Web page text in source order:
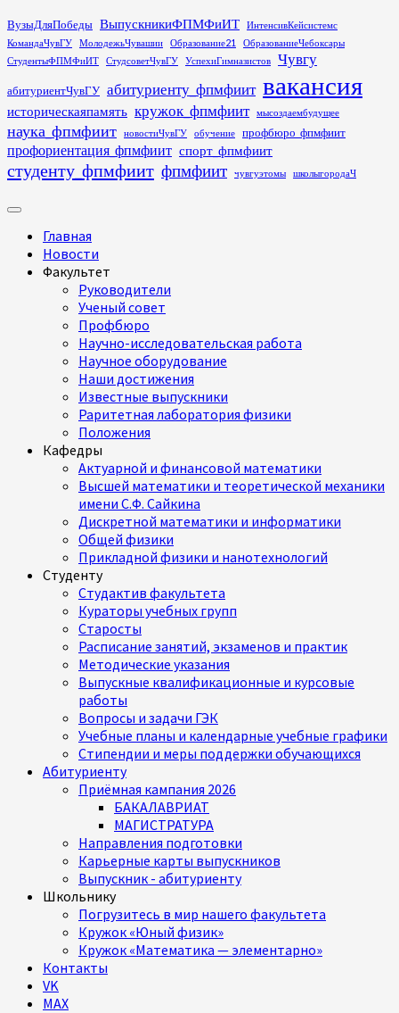
Перейти
к
содержимому
ВузыДляПобеды ВыпускникиФПМФиИТ
ИнтенсивКейсистемс
КомандаЧувГУ
МолодежьЧувашии Образование21
ОбразованиеЧебоксары
СтудентыФПМФиИТ
СтудсоветЧувГУ УспехиГимназистов Чувгу
абитуриентЧувГУ абитуриенту_фпмфиит вакансия
историческаяпамять кружок_фпмфиит мысоздаембудущее
наука_фпмфиит новостиЧувГУ обучение профбюро_фпмфиит
профориентация_фпмфиит спорт_фпмфиит
студенту_фпмфиит фпмфиит чувгуэтомы школыгородаЧ
Основное
Главная
Новости
Факультет
Руководители
Ученый совет
Профбюро
Научно-исследовательская работа
Научное оборудование
Наши достижения
Известные выпускники
Раритетная лаборатория физики
Положения
Кафедры
Актуарной и финансовой математики
Высшей математики и теоретической механики
имени С.Ф. Сайкина
Дискретной математики и информатики
Общей физики
Прикладной физики и нанотехнологий
Студенту
Студактив факультета
Кураторы учебных групп
Старосты
Расписание занятий, экзаменов и практик
Методические указания
Выпускные квалификационные и курсовые
работы
Вопросы и задачи ГЭК
Учебные планы и календарные учебные графики
Стипендии и меры поддержки обучающихся
Абитуриенту
Приёмная кампания 2026
БАКАЛАВРИАТ
МАГИСТРАТУРА
Направления подготовки
Карьерные карты выпускников
Выпускник - абитуриенту
Школьнику
Погрузитесь в мир нашего факультета
Кружок «Юный физик»
Кружок «Математика — элементарно»
Контакты
VK
MAX